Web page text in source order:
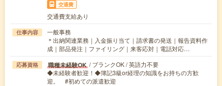
交通費
交通費支給あり
仕事内容
一般事務
＊出納関連業務｜入金振り当て｜請求書の発送｜報告資料作
成｜部品発注｜ファイリング｜来客応対｜電話対応…
応募資格 職種未経験OK / ブランクOK / 英語力不要
◆未経験者歓迎！◆簿記3級or経理の知識をお持ちの方歓
迎。 #初めての派遣歓迎